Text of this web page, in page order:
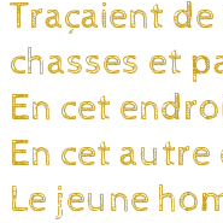
Traçaient
chasses et
En cet
En cet autre
Le jeune